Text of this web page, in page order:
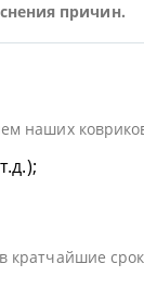
причин.
наших